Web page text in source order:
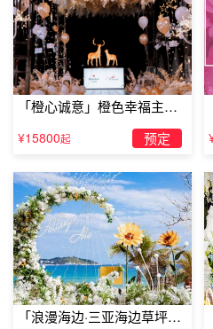
黄山浪漫酒店排行休宁盛唐旅馆
休宁盛唐旅馆位于齐云山西大
分便利。周边购物，吃饭非常
让您在旅途中感到“家”的温馨和
以上就是关于黄山浪漫酒店排
家在看了上面这些推荐之后能
约会哦~
「橙心诚意」橙色幸福主题
¥15800起 预定
「浪漫海边·三亚海边草坪浪